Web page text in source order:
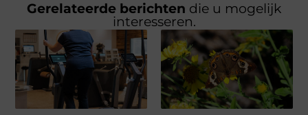
Gerelateerde berichten die u mogelijk
interesseren.